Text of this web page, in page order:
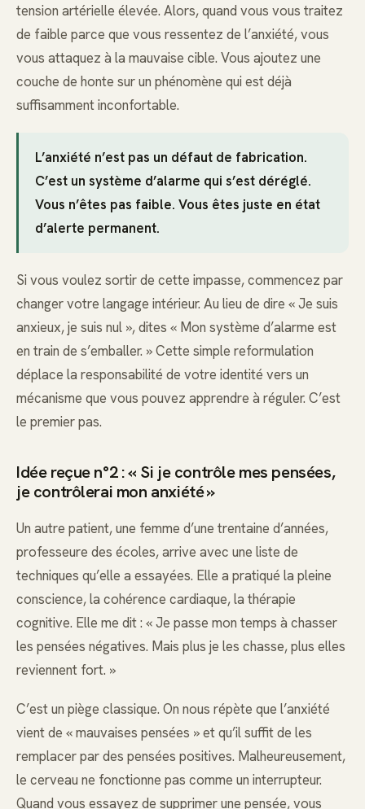
tension artérielle élevée. Alors, quand vous vous traitez
de faible parce que vous ressentez de l’anxiété, vous
vous attaquez à la mauvaise cible. Vous ajoutez une
couche de honte sur un phénomène qui est déjà
suffisamment inconfortable.
L’anxiété n’est pas un défaut de fabrication.
C’est un système d’alarme qui s’est déréglé.
Vous n’êtes pas faible. Vous êtes juste en état
d’alerte permanent.
Si vous voulez sortir de cette impasse, commencez par
changer votre langage intérieur. Au lieu de dire « Je suis
anxieux, je suis nul », dites « Mon système d’alarme est
en train de s’emballer. » Cette simple reformulation
déplace la responsabilité de votre identité vers un
mécanisme que vous pouvez apprendre à réguler. C’est
le premier pas.
Idée reçue n°2 : « Si je contrôle mes pensées,
je contrôlerai mon anxiété »
Un autre patient, une femme d’une trentaine d’années,
professeure des écoles, arrive avec une liste de
techniques qu’elle a essayées. Elle a pratiqué la pleine
conscience, la cohérence cardiaque, la thérapie
cognitive. Elle me dit : « Je passe mon temps à chasser
les pensées négatives. Mais plus je les chasse, plus elles
reviennent fort. »
C’est un piège classique. On nous répète que l’anxiété
vient de « mauvaises pensées » et qu’il suffit de les
remplacer par des pensées positives. Malheureusement,
le cerveau ne fonctionne pas comme un interrupteur.
Quand vous essayez de supprimer une pensée, vous